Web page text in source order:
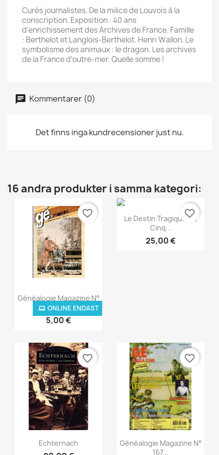
Curés journalistes. De la milice de Louvois à la
conscription. Exposition : 40 ans
d'enrichissement des Archives de France. Famille
: Berthelot et Langlois-Berthelot. Henri Wallon. Le
symbolisme des animaux : le dragon. Les archives
de la France d'outre-mer. Quelle somme !
Kommentarer (0)
Det finns inga kundrecensioner just nu.
16 andra produkter i samma kategori:
Snabbvy
Généalogie Magazine N°
029...
5,00 €
ONLINE ENDAST
favorite_border Snabbvy
Le Destin Tragique De
Cinq...
25,00 €
favorite_border
Snabbvy
Echternach
favorite_border
Snabbvy
Généalogie Magazine N°
167...
favorite_border